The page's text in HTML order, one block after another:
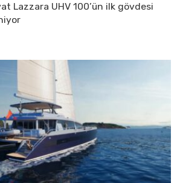
Lazzara UHV 100’ün ilk gövdesi